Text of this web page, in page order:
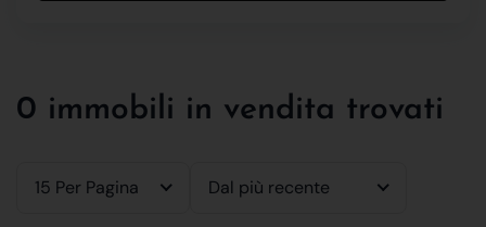
0 immobili in vendita trovati
15 Per Pagina Dal più recente